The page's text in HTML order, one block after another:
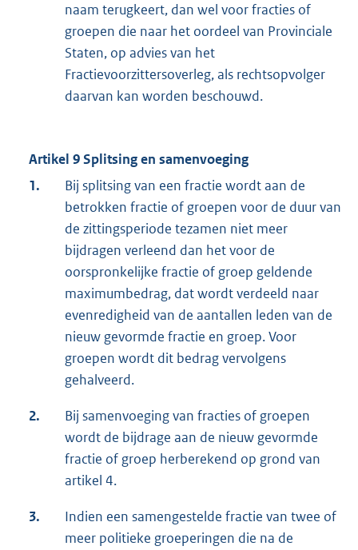
naam terugkeert, dan wel voor fracties of
groepen die naar het oordeel van Provinciale
Staten, op advies van het
Fractievoorzittersoverleg, als rechtsopvolger
daarvan kan worden beschouwd.
Artikel 9Splitsing en samenvoeging
1.
Bij splitsing van een fractie wordt aan de
betrokken fractie of groepen voor de duur van
de zittingsperiode tezamen niet meer
bijdragen verleend dan het voor de
oorspronkelijke fractie of groep geldende
maximumbedrag, dat wordt verdeeld naar
evenredigheid van de aantallen leden van de
nieuw gevormde fractie en groep. Voor
groepen wordt dit bedrag vervolgens
gehalveerd.
2.
Bij samenvoeging van fracties of groepen
wordt de bijdrage aan de nieuw gevormde
fractie of groep herberekend op grond van
artikel 4.
3.
Indien een samengestelde fractie van twee of
meer politieke groeperingen die na de